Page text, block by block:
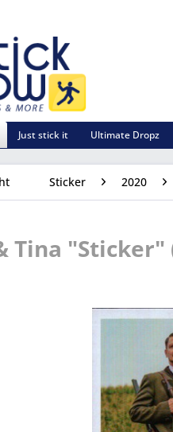
Just stick it Ultimate Dropz
Sticker 2020
Tina "Sticker"